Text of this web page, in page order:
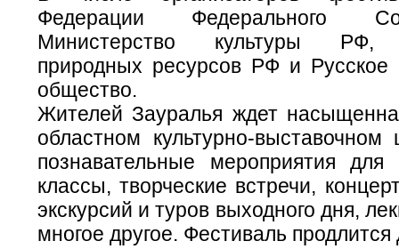
Федерации Федерального
Министерство культуры РФ,
природных ресурсов РФ и Русское
общество.
Жителей Зауралья ждет
областном культурно-выставочном
познавательные мероприятия
классы, творческие встречи,
экскурсий и туров выходного дня,
многое другое. Фестиваль